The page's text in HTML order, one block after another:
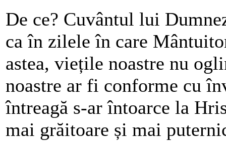
De ce? Cuvântul lui
ca în zilele în care
astea, viețile noastre nu
noastre ar fi conforme cu
întreagă s-ar întoarce la
mai grăitoare și mai